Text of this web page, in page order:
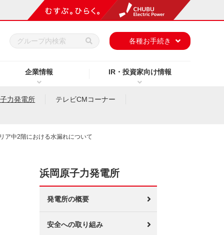
企業情報 IR・投資家向け情報
各種お手続き
力発電所 テレビCMコーナー
中2階における水漏れについて
浜岡原子力発電所
発電所の概要
安全への取り組み